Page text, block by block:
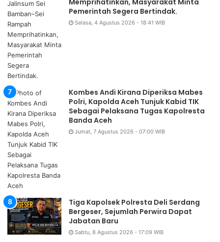
Memprihatinkan, Masyarakat Minta
Pemerintah Segera Bertindak.
Selasa, 4 Agustus 2026 - 18:41 WIB
Kombes Andi Kirana Diperiksa Mabes
Polri, Kapolda Aceh Tunjuk Kabid TIK
Sebagai Pelaksana Tugas Kapolresta
Banda Aceh
Jumat, 7 Agustus 2026 - 07:00 WIB
Tiga Kapolsek Polresta Deli Serdang
Bergeser, Sejumlah Perwira Dapat
Jabatan Baru
Sabtu, 8 Agustus 2026 - 17:09 WIB